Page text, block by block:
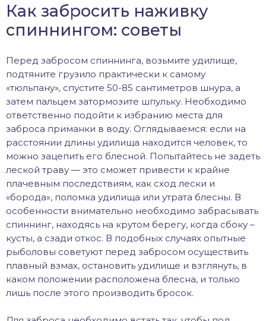
Как забросить наживку
спиннингом: советы
Перед забросом спиннинга, возьмите удилище,
подтяните грузило практически к самому
«тюльпану», спустите 50-85 сантиметров шнура, а
затем пальцем затормозите шпульку. Необходимо
ответственно подойти к избранию места для
заброса приманки в воду. Оглядываемся: если на
расстоянии длины удилища находится человек, то
можно зацепить его блесной. Попытайтесь не задеть
леской траву — это сможет привести к крайне
плачевным последствиям, как сход лески и
«борода», поломка удилища или утрата блесны. В
особенности внимательно необходимо забрасывать
спиннинг, находясь на крутом берегу, когда сбоку –
кусты, а сзади откос. В подобных случаях опытные
рыболовы советуют перед забросом осуществить
плавный взмах, остановить удилище и взглянуть, в
каком положении расположена блесна, и только
лишь после этого производить бросок.